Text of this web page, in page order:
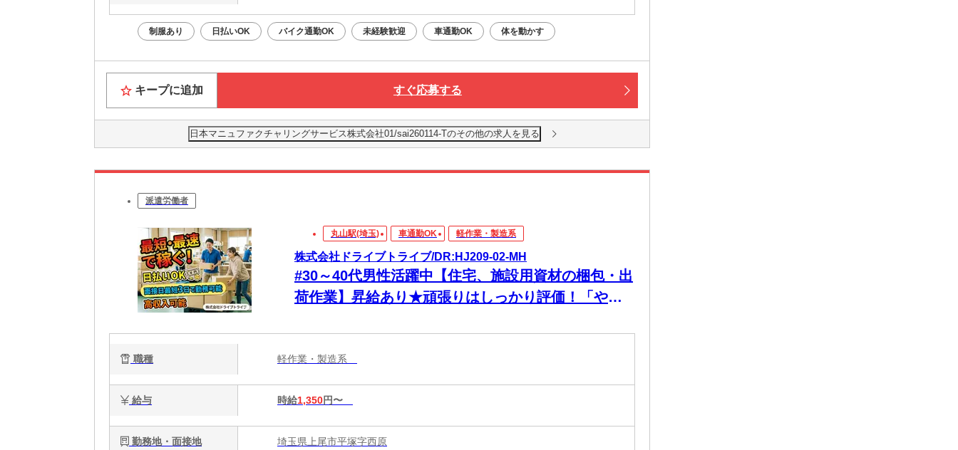
制服あり 日払いOK バイク通勤OK 未経験歓迎 車通勤OK 体を動かす
キープに追加 すぐ応募する
日本マニュファクチャリングサービス株式会社01/sai260114-Tのその他の求人を見る
派遣労働者
丸山駅(埼玉) 車通勤OK 軽作業・製造系
株式会社ドライブトライブ/DR:HJ209-02-MH
#30～40代男性活躍中【住宅、施設用資材の梱包・出
荷作業】昇給あり★頑張りはしっかり評価！「やる
職種 軽作業・製造系
給与 時給1,350円〜
勤務地・面接地 埼玉県上尾市平塚字西原